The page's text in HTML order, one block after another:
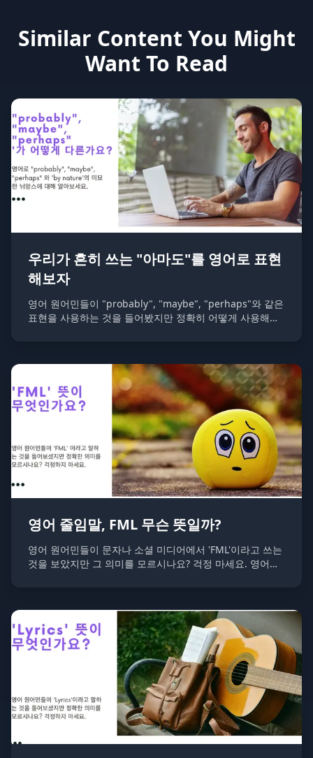
Similar Content You Might
Want To Read
우리가 흔히 쓰는 "아마도"를 영어로 표현
해보자
영어 원어민들이 "probably", "maybe", "perhaps"와 같은
표현을 사용하는 것을 들어봤지만 정확히 어떻게 사용해야
영어 줄임말, FML 무슨 뜻일까?
영어 원어민들이 문자나 소셜 미디어에서 'FML'이라고 쓰는
것을 보았지만 그 의미를 모르시나요? 걱정 마세요. 영어에
을 이야기할 때 쓰이는 감탄사와 같은 역할을 합니다.